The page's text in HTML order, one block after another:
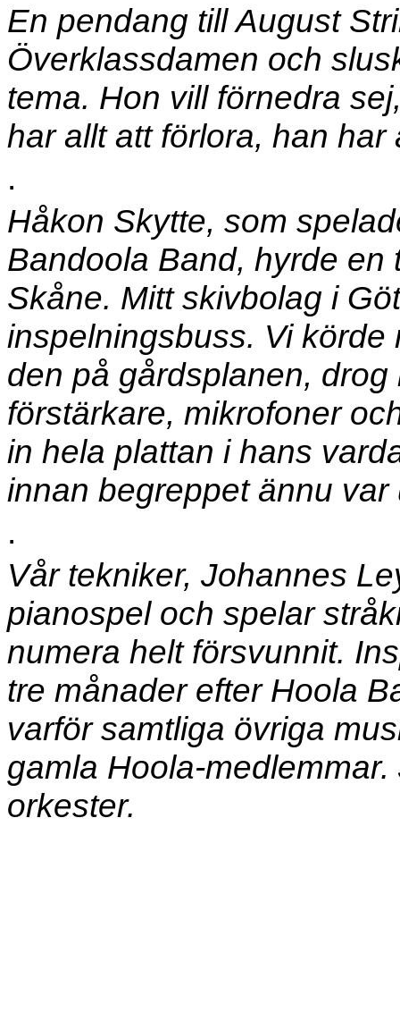
En pendang till August
Överklassdamen och
tema. Hon vill förnedra
har allt att förlora, han har
.
Håkon Skytte, som
Bandoola Band, hyrde en
Skåne. Mitt skivbolag i
inspelningsbuss. Vi
den på gårdsplanen,
förstärkare, mikrofoner
in hela plattan i hans
innan begreppet ännu var
.
Vår tekniker, Johannes
pianospel och spelar
numera helt försvunnit.
tre månader efter Hoola
varför samtliga övriga
gamla Hoola-
orkester.